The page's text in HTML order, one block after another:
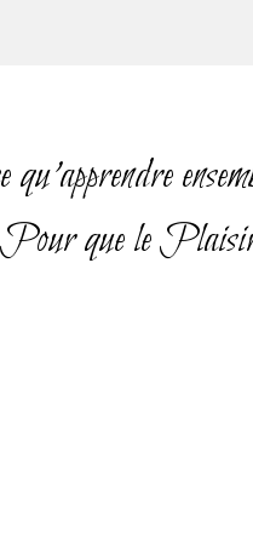
Pour que le Plaisir